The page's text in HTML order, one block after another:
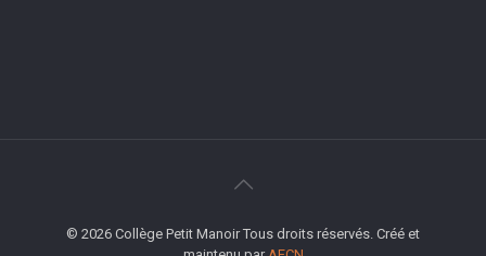
© 2026 Collège Petit Manoir Tous droits réservés. Créé et